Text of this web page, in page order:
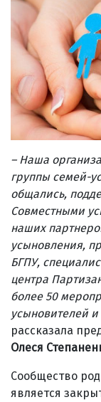
– Наша
группы семей-
общались,
Совместными
наших
усыновления,
БГПУ,
центра
более 50
усыновителей
рассказала
Олеся
Сообщество
является